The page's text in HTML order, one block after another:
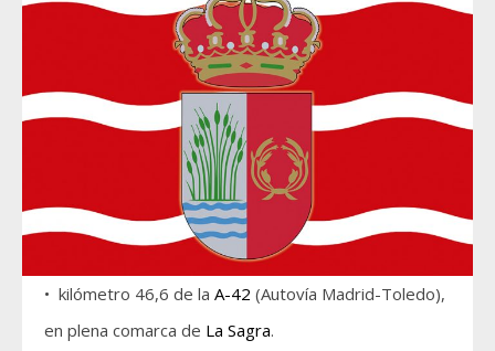
• kilómetro 46,6 de la A-42 (Autovía Madrid-Toledo),
en plena comarca de La Sagra.